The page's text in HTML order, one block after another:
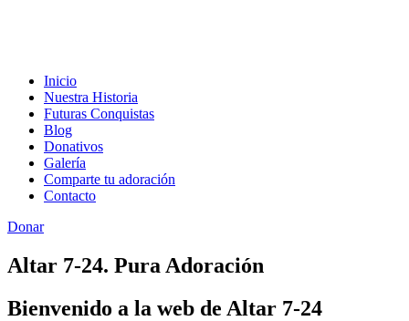
Inicio
Nuestra Historia
Futuras Conquistas
Blog
Donativos
Galería
Comparte tu adoración
Contacto
Donar
Altar 7-24. Pura Adoración
Bienvenido a la web de Altar 7-24